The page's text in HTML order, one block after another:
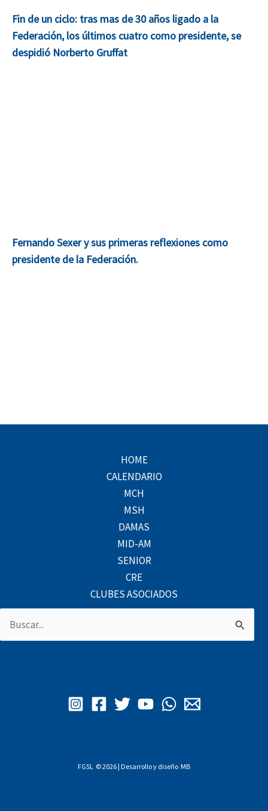
Fin de un ciclo: tras mas de 30 años ligado a la
Federación, los últimos cuatro como presidente, se
despidió Norberto Gruffat
Fernando Sexer y sus primeras reflexiones como
presidente de la Federación.
HOME
CALENDARIO
MCH
MSH
DAMAS
MID-AM
SENIOR
CRE
CLUBES ASOCIADOS
Buscar
por:
FGSL © 2026 | Desarrollo y diseño MB